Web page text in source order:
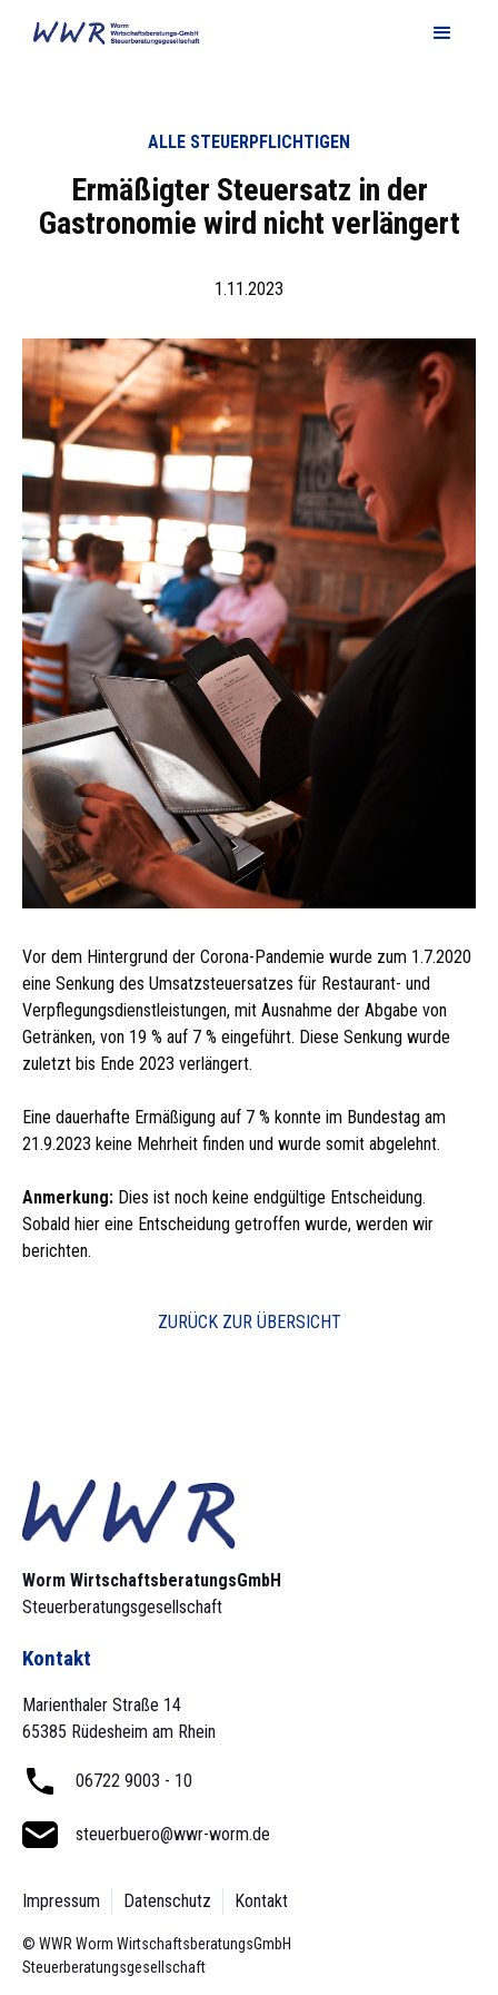
ALLE STEUERPFLICHTIGEN
Ermäßigter Steuersatz in der
Gastronomie wird nicht verlängert
1.11.2023
Vor dem Hintergrund der Corona-Pandemie wurde zum 1.7.2020
eine Senkung des Umsatzsteuersatzes für Restaurant- und
Verpflegungsdienstleistungen, mit Ausnahme der Abgabe von
Getränken, von 19 % auf 7 % eingeführt. Diese Senkung wurde
zuletzt bis Ende 2023 verlängert.
Eine dauerhafte Ermäßigung auf 7 % konnte im Bundestag am
21.9.2023 keine Mehrheit finden und wurde somit abgelehnt.
Anmerkung: Dies ist noch keine endgültige Entscheidung.
Sobald hier eine Entscheidung getroffen wurde, werden wir
berichten.
ZURÜCK ZUR ÜBERSICHT
Worm Wirtschaftsberatungs­GmbH
Steuerberatungsgesellschaft
Kontakt
Marienthaler Straße 14
65385 Rüdesheim am Rhein
06722 9003 - 10
steuerbuero@wwr-worm.de
Impressum Datenschutz Kontakt
© WWR Worm Wirtschaftsberatungs­GmbH
Steuerberatungsgesellschaft